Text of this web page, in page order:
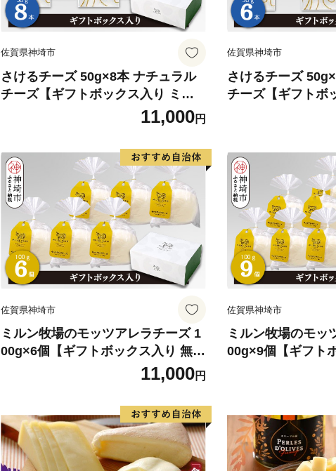
佐賀県神埼市
さけるチーズ 50g×8本 ナチュラル
チーズ【ギフトボックス入り ミル
ン牧場 無添加 お中元 お歳暮 プレゼ
ント 誕生日 敬老の日 母の日 父の
11,000円
佐賀県神埼市
さけるチーズ
チーズ【ギフトボ
加 ミルン牧場 お
ント 誕生日 敬老
佐賀県神埼市
ミルン牧場のモッツアレラチーズ 1
00g×6個【ギフトボックス入り 無添
加 お中元 お歳暮 プレゼント 誕生日
敬老の日 母の日 父の日】(H10214
11,000円
佐賀県神埼市
ミルン牧場のモッ
00g×9個【ギフト
加 お中元 お歳暮
敬老の日 母の日